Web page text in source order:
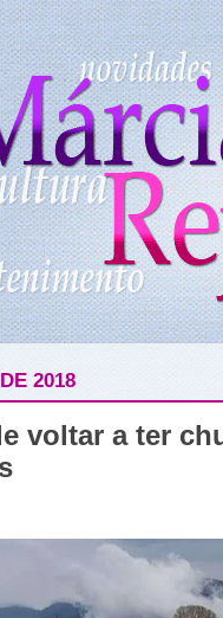
2018
voltar a ter